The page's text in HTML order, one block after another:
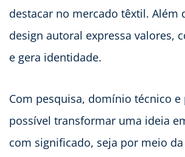
destacar no mercado têxtil. Além
design autoral expressa valores,
e gera identidade.
Com pesquisa, domínio técnico
possível transformar uma ideia
com significado, seja por meio